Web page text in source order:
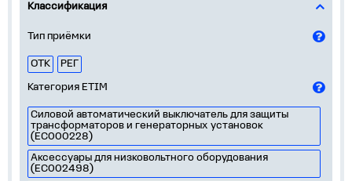
Классификация
Тип приёмки
ОТК
РЕГ
Категория ETIM
Силовой автоматический выключатель для защиты
трансформаторов и генераторных установок
(EC000228)
Аксессуары для низковольтного оборудования
(EC002498)